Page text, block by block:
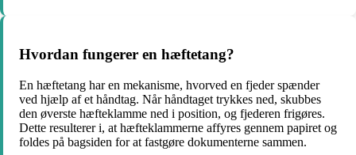
Hvordan fungerer en hæftetang?
En hæftetang har en mekanisme, hvorved en fjeder spænder
ved hjælp af et håndtag. Når håndtaget trykkes ned, skubbes
den øverste hæfteklamme ned i position, og fjederen frigøres.
Dette resulterer i, at hæfteklammerne affyres gennem papiret og
foldes på bagsiden for at fastgøre dokumenterne sammen.